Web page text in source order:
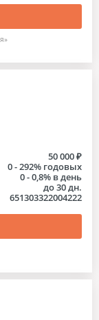
50 000 ₽
0 - 292% годовых
0 - 0,8% в день
до 30 дн.
651303322004222